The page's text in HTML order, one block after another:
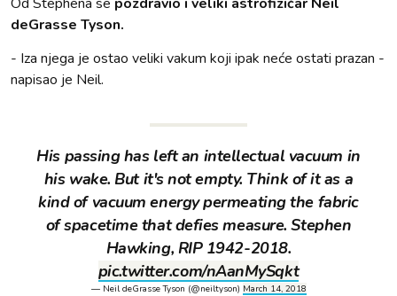
deGrasse Tyson.
- Iza njega je ostao veliki vakum koji ipak neće ostati prazan -
napisao je Neil.
His passing has left an intellectual vacuum in
his wake. But it's not empty. Think of it as a
kind of vacuum energy permeating the fabric
of spacetime that defies measure. Stephen
Hawking, RIP 1942-2018.
pic.twitter.com/nAanMySqkt
— Neil deGrasse Tyson (@neiltyson) March 14, 2018